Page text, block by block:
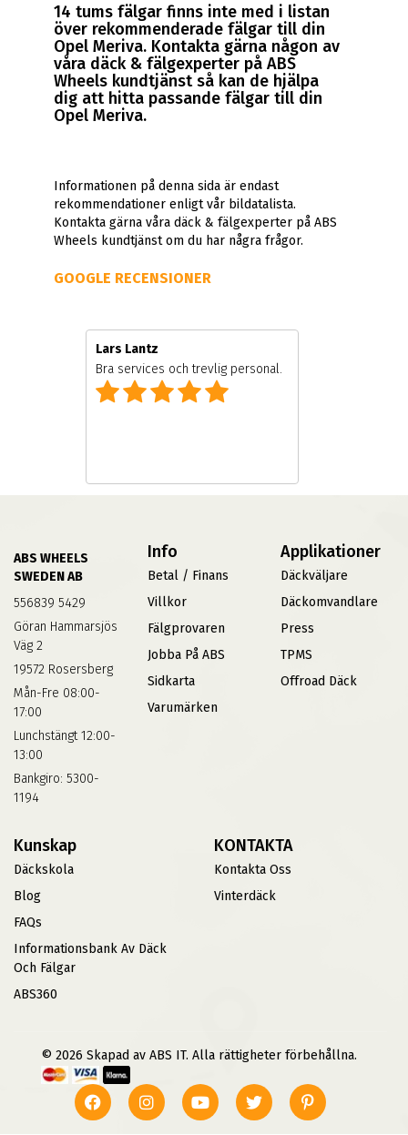
14 tums fälgar finns inte med i listan
över rekommenderade fälgar till din
Opel Meriva. Kontakta gärna någon av
våra däck & fälgexperter på ABS
Wheels kundtjänst så kan de hjälpa
dig att hitta passande fälgar till din
Opel Meriva.
Informationen på denna sida är endast
rekommendationer enligt vår bildatalista.
Kontakta gärna våra däck & fälgexperter på ABS
Wheels kundtjänst om du har några frågor.
GOOGLE RECENSIONER
Lars Lantz
Bra services och trevlig personal.
ABS WHEELS
SWEDEN AB
556839 5429
Göran Hammarsjös
Väg 2
19572 Rosersberg
Mån-Fre 08:00-
17:00
Lunchstängt 12:00-
13:00
Bankgiro: 5300-
1194
Info
Betal / Finans
Villkor
Fälgprovaren
Jobba På ABS
Sidkarta
Varumärken
Applikationer
Däckväljare
Däckomvandlare
Press
TPMS
Offroad Däck
Kunskap
Däckskola
Blog
FAQs
Informationsbank Av Däck
Och Fälgar
ABS360
KONTAKTA
Kontakta Oss
Vinterdäck
© 2026 Skapad av ABS IT. Alla rättigheter förbehållna.